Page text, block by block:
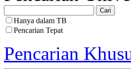
Hanya dalam TB
Pencarian Tepat
Pencarian